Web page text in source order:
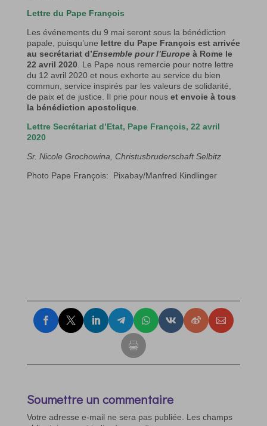
Lettre du Pape François
Les événements du 9 mai seront sous la bénédiction
papale, puisqu’une lettre du Pape François est arrivée
au secrétariat d’Ensemble pour l’Europe à Rome le
22 avril 2020. Le Pape nous remercie pour notre lettre
du 12 avril 2020 et nous exhorte au service du bien
commun, service inspirés par les valeurs de solidarité,
de paix et de justice. Il prie pour nouset envoie à tous
la bénédiction apostolique.
Lettre Secrétariat d’Etat, Pape François, 22 avril
2020
Sr. Nicole Grochowina, Christusbruderschaft Selbitz
Photo Pape François: Pixabay/Manfred Kindlinger
Soumettre un commentaire
Votre adresse e-mail ne sera pas publiée.
Les champs